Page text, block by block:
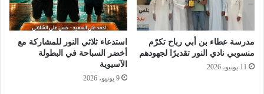
مدرسة عطاء بن أبي رباح تكرّم
منسوبي نادي النور تقديرًا لجهودهم
11 يونيو، 2026
استدعاء ثلاثي النور للمشاركة مع
أخضر السباحة في البطولة
الآسيوية
9 يونيو، 2026